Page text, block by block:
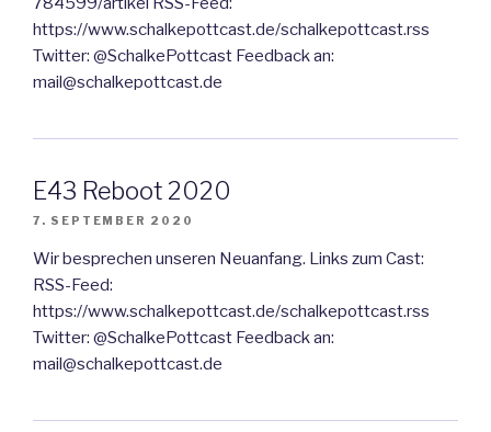
https://www.schalkepottcast.de/schalkepottcast.rss
Twitter: @SchalkePottcast Feedback an:
mail@schalkepottcast.de
E43 Reboot 2020
7. SEPTEMBER 2020
Wir besprechen unseren Neuanfang. Links zum Cast:
RSS-Feed:
https://www.schalkepottcast.de/schalkepottcast.rss
Twitter: @SchalkePottcast Feedback an:
mail@schalkepottcast.de